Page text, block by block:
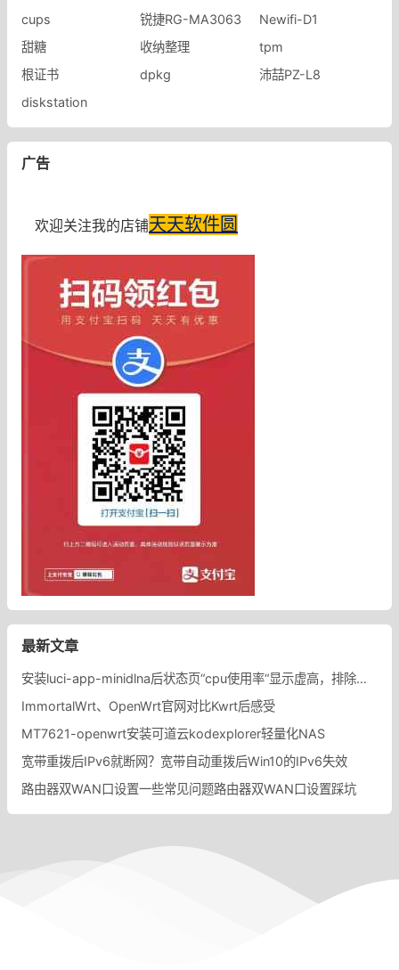
cups
锐捷RG-MA3063
Newifi-D1
甜糖
收纳整理
tpm
根证书
dpkg
沛喆PZ-L8
diskstation
广告
欢迎关注我的店铺天天软件圆
最新文章
安装luci-app-minidlna后状态页“cpu使用率“显示虚高，排除过程记录。
ImmortalWrt、OpenWrt官网对比Kwrt后感受
MT7621-openwrt安装可道云kodexplorer轻量化NAS
宽带重拨后IPv6就断网？宽带自动重拨后Win10的IPv6失效
路由器双WAN口设置一些常见问题路由器双WAN口设置踩坑